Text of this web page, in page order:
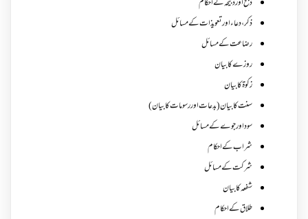
ذبح اور ذبیحہ کے احکام
ذکر،دعاء اور تعویذات کے مسائل
رضاعت کے مسائل
روزے کا بیان
زکوة کابیان
سنت کا بیان (بدعات اور رسومات کا بیان)
سود اور جوے کے مسائل
شراب کے احکام
شرکت کے مسائل
شفعہ کا بیان
طلاق کے احکام